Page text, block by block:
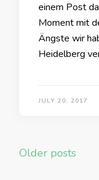
einem Post
Moment mit
Ängste wir
Heidelberg
JULY 20, 2017
Posts
Older posts